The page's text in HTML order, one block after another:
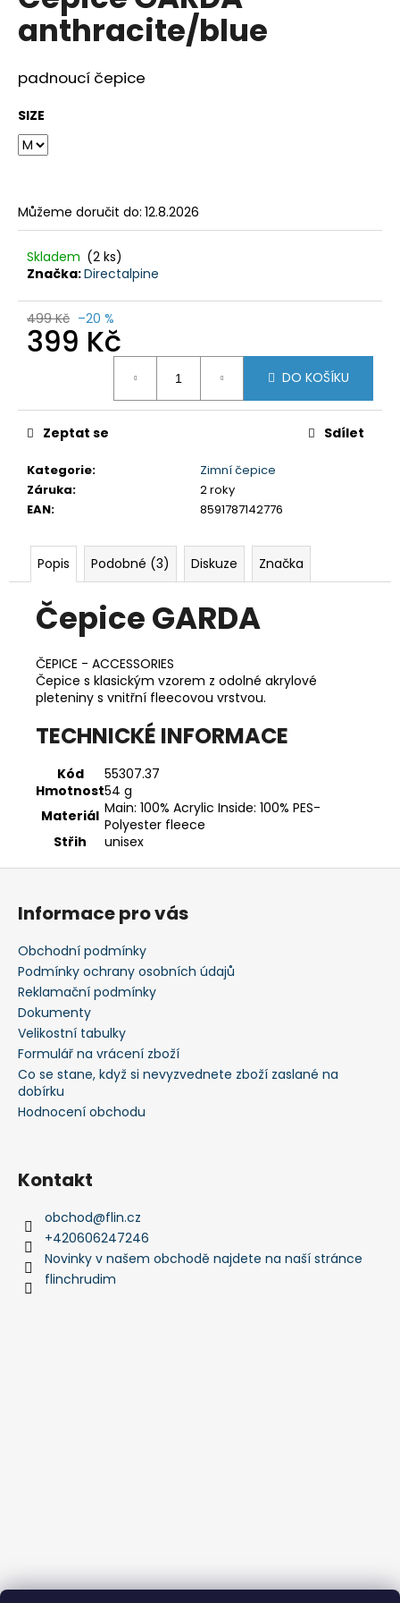
z
hvězdiček.
anthracite/blue
padnoucí čepice
SIZE
Můžeme doručit do: 12.8.2026
Skladem (2 ks)
Značka:Directalpine
499 Kč –20 %
399 Kč
DO KOŠÍKU
Kategorie:
Zimní čepice
Záruka:
2 roky
EAN: 8591787142776
Zeptat se Sdílet
Popis Podobné (3) Diskuze Značka
Čepice GARDA
ČEPICE - ACCESSORIES
Čepice s klasickým vzorem z odolné akrylové
pleteniny s vnitřní fleecovou vrstvou.
TECHNICKÉ INFORMACE
Kód
55307.37
Hmotnost54 g
Materiál Main: 100% Acrylic Inside: 100% PES-
Polyester fleece
Střih
unisex
a
j
í
t
?
HLEDAT
D
o
p
o
č
u
e
m
e
DÁMSKÉ
3/4
KALHOTY
MISSY
NBSLP4242B
FIALOVÉ
699
Kč
Původně:
Z
Informace pro vás
Obchodní podmínky
Podmínky ochrany osobních údajů
Reklamační podmínky
Dokumenty
Velikostní tabulky
Formulář na vrácení zboží
Co se stane, když si nevyzvednete zboží zaslané na
dobírku
Hodnocení obchodu
Kontakt
obchod@flin.cz
+420606247246
Novinky v našem obchodě najdete na naší stránce
flinchrudim